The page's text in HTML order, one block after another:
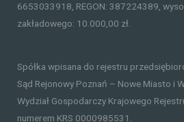
6653033918, REGON: 387224389,
zakładowego: 10.000,00 zł.
Spółka wpisana do rejestru
Sąd Rejonowy Poznań – Nowe Miasto i
Wydział Gospodarczy Krajowego
numerem KRS 0000985531.